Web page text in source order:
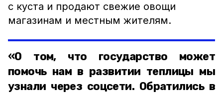
с куста и продают свежие овощи
магазинам и местным жителям.
«О том, что государство может
помочь нам в развитии теплицы мы
узнали через соцсети. Обратились в